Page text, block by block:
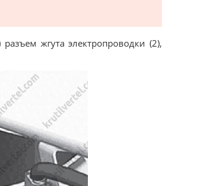
жгута электропроводки (2),